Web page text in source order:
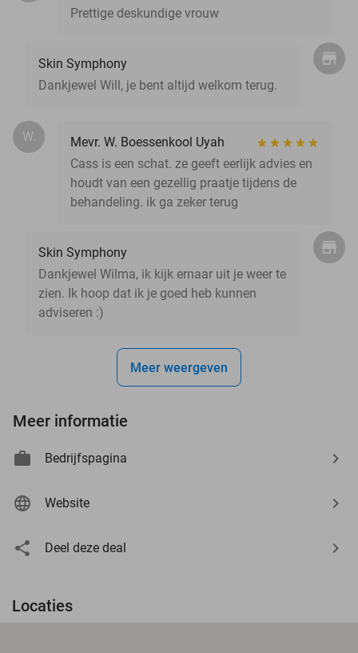
Prettige deskundige vrouw
Skin Symphony
Dankjewel Will, je bent altijd welkom terug.
W.
Mevr. W. Boessenkool Uyah
Cass is een schat. ze geeft eerlijk advies en
houdt van een gezellig praatje tijdens de
behandeling. ik ga zeker terug
Skin Symphony
Dankjewel Wilma, ik kijk ernaar uit je weer te
zien. Ik hoop dat ik je goed heb kunnen
adviseren :)
Meer weergeven
Meer informatie
Bedrijfspagina
Website
Deel deze deal
Locaties